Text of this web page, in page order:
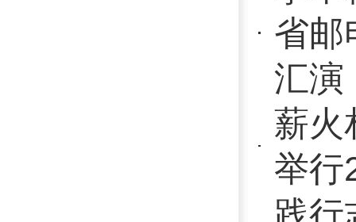
思政教师
“邮·爱”
建省邮电
我校开展“
2025-